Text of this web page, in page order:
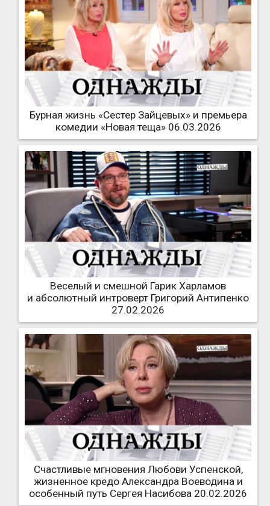
Бурная жизнь «Сестер Зайцевых» и премьера
комедии «Новая теща» 06.03.2026
Веселый и смешной Гарик Харламов
и абсолютный интроверт Григорий Антипенко
27.02.2026
Счастливые мгновения Любови Успенской,
жизненное кредо Александра Воеводина и
особенный путь Сергея Насибова 20.02.2026